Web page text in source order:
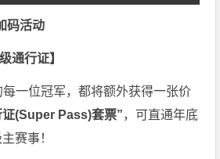
码活动
通行证】
一位冠军，都将额外获得一张价
证(Super Pass)套票”，可直通年底
赛事！